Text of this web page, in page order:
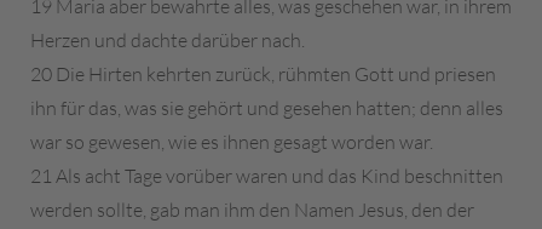
19 Maria aber bewahrte alles, was geschehen war, in ihrem
Herzen und dachte darüber nach.
20 Die Hirten kehrten zurück, rühmten Gott und priesen
ihn für das, was sie gehört und gesehen hatten; denn alles
war so gewesen, wie es ihnen gesagt worden war.
21 Als acht Tage vorüber waren und das Kind beschnitten
werden sollte, gab man ihm den Namen Jesus, den der